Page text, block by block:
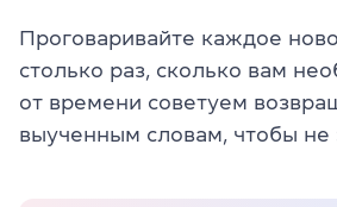
Проговаривайте каждое
столько раз, сколько вам
от времени советуем
выученным словам, чтобы не